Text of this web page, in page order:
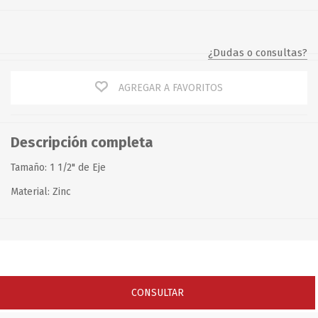
¿Dudas o consultas?
AGREGAR A FAVORITOS
Descripción completa
Tamaño: 1 1/2" de Eje
Material: Zinc
CONSULTAR